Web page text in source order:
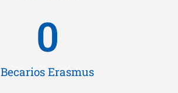
Becarios Erasmus
0